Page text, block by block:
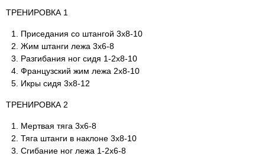
ТРЕНИРОВКА 1
Приседания со штангой 3х8-10
Жим штанги лежа 3х6-8
Разгибания ног сидя 1-2х8-10
Французский жим лежа 2х8-10
Икры сидя 3х8-12
ТРЕНИРОВКА 2
Мертвая тяга 3х6-8
Тяга штанги в наклоне 3х8-10
Сгибание ног лежа 1-2х6-8